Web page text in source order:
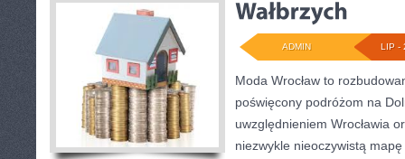
LIP -
ADMIN
Moda Wrocław to
poświęcony podróżom na
uwzględnieniem Wrocławia
niezwykle nieoczywistą